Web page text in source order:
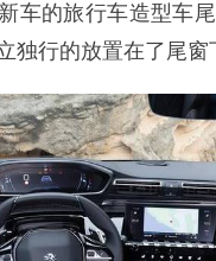
车的旅行车造型车尾
独行的放置在了尾窗